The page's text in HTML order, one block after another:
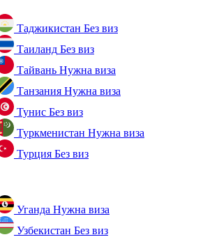
Таджикистан Без виз
Таиланд Без виз
Тайвань Нужна виза
Танзания Нужна виза
Тунис Без виз
Туркменистан Нужна виза
Турция Без виз
Уганда Нужна виза
Узбекистан Без виз